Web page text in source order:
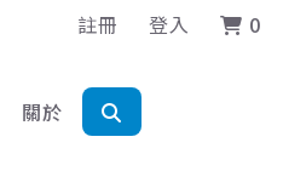
註冊 登入 0
關於